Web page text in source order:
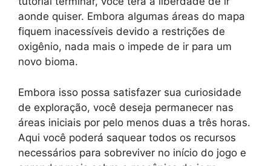
aonde quiser. Embora algumas áreas do mapa
fiquem inacessíveis devido a restrições de
oxigênio, nada mais o impede de ir para um
novo bioma.
Embora isso possa satisfazer sua curiosidade
de exploração, você deseja permanecer nas
áreas iniciais por pelo menos duas a três horas.
Aqui você poderá saquear todos os recursos
necessários para sobreviver no início do jogo e